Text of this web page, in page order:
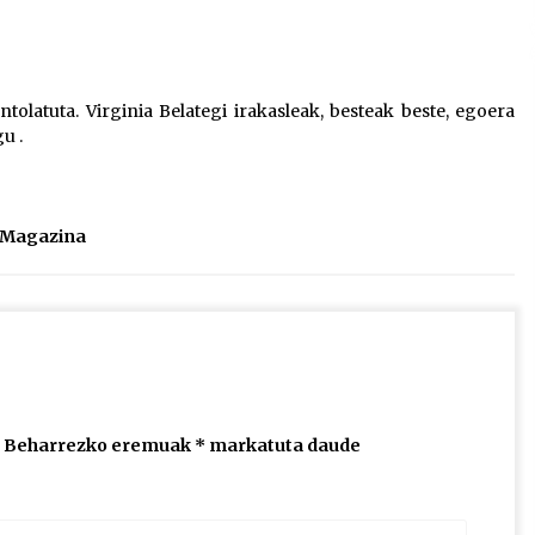
Martxa ospatuko da
Virginia Belategi irakasleak, besteak beste, egoera
.
Beharrezko eremuak * markatuta daude